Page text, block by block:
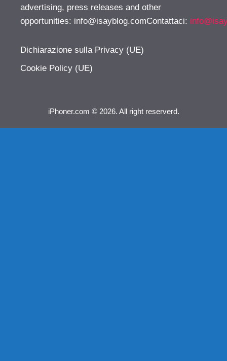
advertising, press releases and other
opportunities: info@isayblog.comContattaci:
Dichiarazione sulla Privacy (UE)
Cookie Policy (UE)
iPhoner.com © 2026. All right reserverd.